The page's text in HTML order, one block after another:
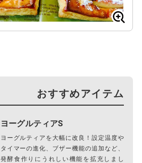
おすすめアイテム
ヨーグルティアS
ヨーグルティアを大幅に改良！設定温度や
タイマーの進化、ブザー機能の追加など、
発酵食作りにうれしい機能を拡充しまし